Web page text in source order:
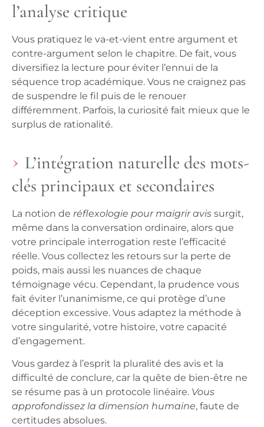
l’analyse critique
Vous pratiquez le va-et-vient entre argument et
contre-argument selon le chapitre. De fait, vous
diversifiez la lecture pour éviter l’ennui de la
séquence trop académique. Vous ne craignez pas
de suspendre le fil puis de le renouer
différemment. Parfois, la curiosité fait mieux que le
surplus de rationalité.
L’intégration naturelle des mots-
clés principaux et secondaires
La notion de réflexologie pour maigrir avis surgit,
même dans la conversation ordinaire, alors que
votre principale interrogation reste l’efficacité
réelle. Vous collectez les retours sur la perte de
poids, mais aussi les nuances de chaque
témoignage vécu. Cependant, la prudence vous
fait éviter l’unanimisme, ce qui protège d’une
déception excessive. Vous adaptez la méthode à
votre singularité, votre histoire, votre capacité
d’engagement.
Vous gardez à l’esprit la pluralité des avis et la
difficulté de conclure, car la quête de bien-être ne
se résume pas à un protocole linéaire. Vous
approfondissez la dimension humaine, faute de
certitudes absolues.